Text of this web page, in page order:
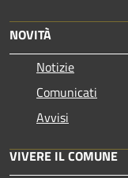
NOVITÀ
Notizie
Comunicati
Avvisi
VIVERE IL COMUNE